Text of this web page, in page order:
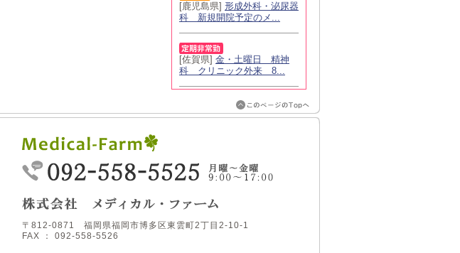
[鹿児島県] 形成外科・泌尿器
科 新規開院予定のメ...
[佐賀県] 金・土曜日 精神
科 クリニック外来 8...
〒812-0871 福岡県福岡市博多区東雲町2丁目2-10-1
FAX ： 092-558-5526